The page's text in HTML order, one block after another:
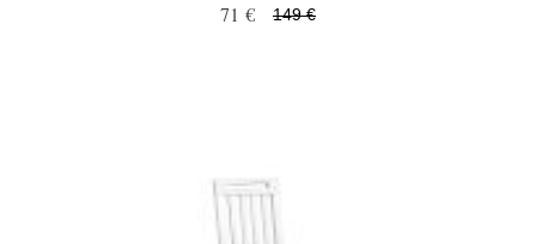
71 € 149 €